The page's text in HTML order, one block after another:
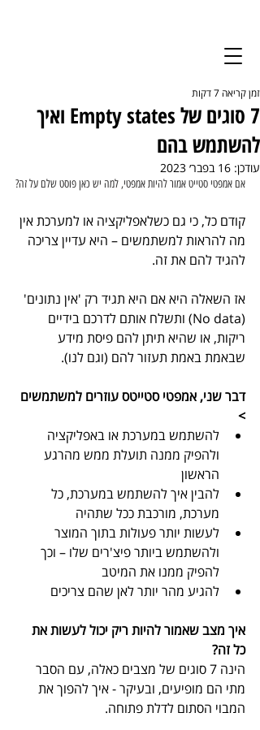
הרשמה לעדכונים
7 סוגים של Empty states ואיך
להשתמש בהם
זמן קריאה 7 דקות
עודכן: 16 בפבר׳ 2023
אם אמפטי סטייט אמור להיות אמפטי, למה יש כאן פוסט שלם על זה?
קודם כל, כי גם כשלאפליקציה או למערכת אין
מה להראות למשתמשים – היא עדיין צריכה
להגיד להם את זה.
אז השאלה היא אם היא תגיד רק 'אין נתונים'
(No data) ותשלח אותם לדרכם בידיים
ריקות, או שהיא תיתן להם פיסת מידע
שבאמת באמת תעזור להם (וגם לנו).
דבר שני, אמפטי סטייטס עוזרים למשתמשים
>
להשתמש במערכת או באפליקציה
ולהפיק ממנה תועלת ממש מהרגע
הראשון
להבין איך להשתמש במערכת, כל
מערכת, מורכבת ככל שתהיה
לעשות יותר פעולות בתוך המוצר
ולהשתמש ביותר פיצ'רים שלו – וכך
להפיק ממנו את המיטב
להגיע מהר יותר לאן שהם צריכים
איך מצב שאמור להיות ריק יכול לעשות את
כל זה?
הינה 7 סוגים של מצבים כאלה, עם הסבר
מתי הם מופיעים, ובעיקר - איך להפוך את
המבוי הסתום לדלת פתוחה.